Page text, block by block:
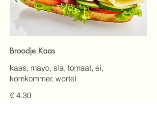
Broodje Kaas
kaas, mayo, sla, tomaat, ei,
komkommer, wortel
€ 4,30